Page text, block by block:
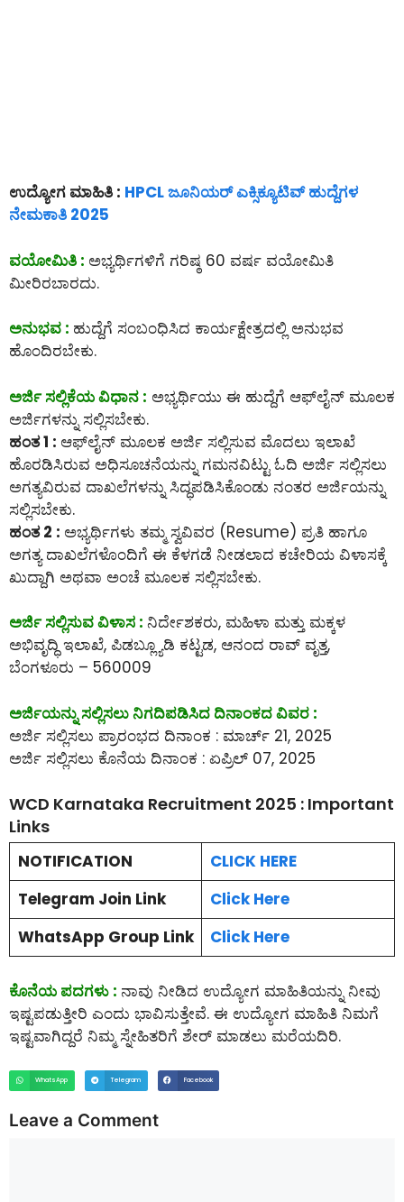
ಉದ್ಯೋಗ ಮಾಹಿತಿ : HPCL ಜೂನಿಯರ್ ಎಕ್ಸಿಕ್ಯೂಟಿವ್ ಹುದ್ದೆಗಳ
ನೇಮಕಾತಿ 2025
ವಯೋಮಿತಿ : ಅಭ್ಯರ್ಥಿಗಳಿಗೆ ಗರಿಷ್ಠ 60 ವರ್ಷ ವಯೋಮಿತಿ
ಮೀರಿರಬಾರದು.
ಅನುಭವ : ಹುದ್ದೆಗೆ ಸಂಬಂಧಿಸಿದ ಕಾರ್ಯಕ್ಷೇತ್ರದಲ್ಲಿ ಅನುಭವ
ಹೊಂದಿರಬೇಕು.
ಅರ್ಜಿ ಸಲ್ಲಿಕೆಯ ವಿಧಾನ : ಅಭ್ಯರ್ಥಿಯು ಈ ಹುದ್ದೆಗೆ ಆಫ್‌ಲೈನ್‌ ಮೂಲಕ
ಅರ್ಜಿಗಳನ್ನು ಸಲ್ಲಿಸಬೇಕು.
ಹಂತ 1 : ಆಫ್‌ಲೈನ್‌ ಮೂಲಕ ಅರ್ಜಿ ಸಲ್ಲಿಸುವ ಮೊದಲು ಇಲಾಖೆ
ಹೊರಡಿಸಿರುವ ಅಧಿಸೂಚನೆಯನ್ನು ಗಮನವಿಟ್ಟು ಓದಿ ಅರ್ಜಿ ಸಲ್ಲಿಸಲು
ಅಗತ್ಯವಿರುವ ದಾಖಲೆಗಳನ್ನು ಸಿದ್ಧಪಡಿಸಿಕೊಂಡು ನಂತರ ಅರ್ಜಿಯನ್ನು
ಸಲ್ಲಿಸಬೇಕು.
ಹಂತ 2 : ಅಭ್ಯರ್ಥಿಗಳು ತಮ್ಮ ಸ್ವವಿವರ (Resume) ಪ್ರತಿ ಹಾಗೂ
ಅಗತ್ಯ ದಾಖಲೆಗಳೊಂದಿಗೆ ಈ ಕೆಳಗಡೆ ನೀಡಲಾದ ಕಚೇರಿಯ ವಿಳಾಸಕ್ಕೆ
ಖುದ್ದಾಗಿ ಅಥವಾ ಅಂಚೆ ಮೂಲಕ ಸಲ್ಲಿಸಬೇಕು.
ಅರ್ಜಿ ಸಲ್ಲಿಸುವ ವಿಳಾಸ : ನಿರ್ದೇಶಕರು, ಮಹಿಳಾ ಮತ್ತು ಮಕ್ಕಳ
ಅಭಿವೃದ್ಧಿ ಇಲಾಖೆ, ಪಿಡಬ್ಲ್ಯೂಡಿ ಕಟ್ಟಡ, ಆನಂದ ರಾವ್ ವೃತ್ತ,
ಬೆಂಗಳೂರು – 560009
ಅರ್ಜಿಯನ್ನು ಸಲ್ಲಿಸಲು ನಿಗದಿಪಡಿಸಿದ ದಿನಾಂಕದ ವಿವರ :
ಅರ್ಜಿ ಸಲ್ಲಿಸಲು ಪ್ರಾರಂಭದ ದಿನಾಂಕ : ಮಾರ್ಚ್ 21, 2025
ಅರ್ಜಿ ಸಲ್ಲಿಸಲು ಕೊನೆಯ ದಿನಾಂಕ : ಏಪ್ರಿಲ್ 07, 2025
WCD Karnataka Recruitment 2025 : Important
Links
NOTIFICATION
CLICK HERE
Telegram Join Link
Click Here
WhatsApp Group Link
Click Here
ಕೊನೆಯ ಪದಗಳು : ನಾವು ನೀಡಿದ ಉದ್ಯೋಗ ಮಾಹಿತಿಯನ್ನು ನೀವು
ಇಷ್ಟಪಡುತ್ತೀರಿ ಎಂದು ಭಾವಿಸುತ್ತೇವೆ. ಈ ಉದ್ಯೋಗ ಮಾಹಿತಿ ನಿಮಗೆ
ಇಷ್ಟವಾಗಿದ್ದರೆ ನಿಮ್ಮ ಸ್ನೇಹಿತರಿಗೆ ಶೇರ್ ಮಾಡಲು ಮರೆಯದಿರಿ.
WhatsApp Telegram Facebook
Leave a Comment